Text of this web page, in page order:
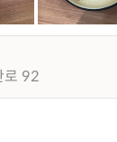
로 92